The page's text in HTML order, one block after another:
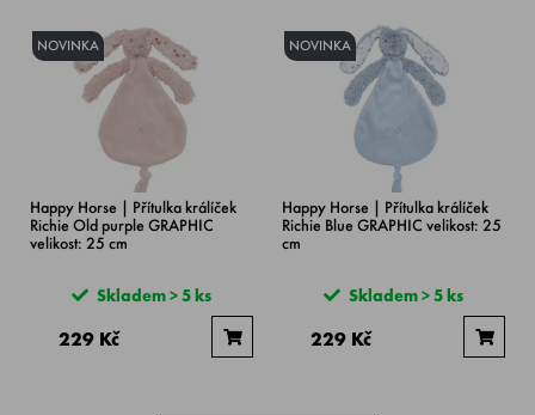
NOVINKA
Happy Horse | Přítulka králíček
Richie Old purple GRAPHIC
velikost: 25 cm
Skladem > 5 ks
229 Kč
NOVINKA
Happy Horse | Přítulka králíček
Richie Blue GRAPHIC velikost: 25
cm
Skladem > 5 ks
229 Kč